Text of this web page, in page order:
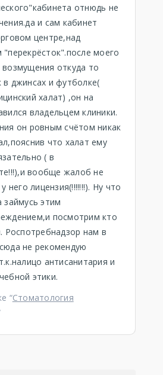
отнюдь не
и сам кабинет
центре,над
"перекрёсток".после моего
возмущения откуда то
джинсах и футболке(
халат) ,он на
владельцем клиники.
он ровным счётом никак
что халат ему
( в
вообще жалоб не
него лицензия(!!!!!!!). Ну что
займусь этим
посмотрим кто
Роспотребнадзор нам в
не рекомендую
антисанитария и
этики.
“Стоматология